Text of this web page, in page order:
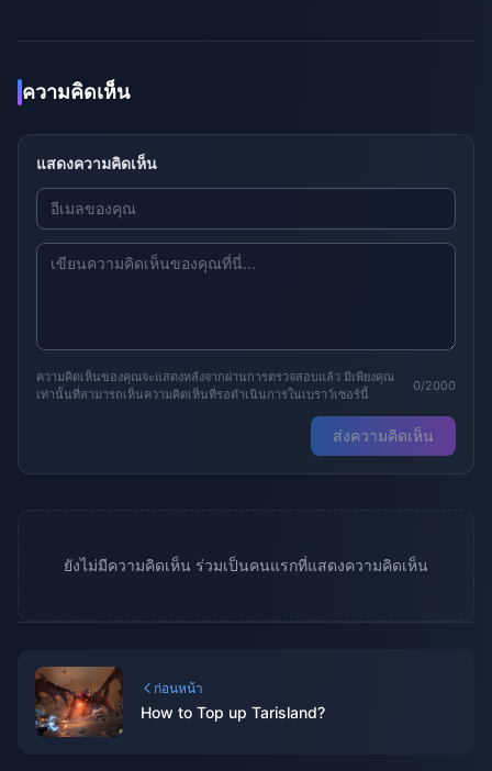
ความคิดเห็น
แสดงความคิดเห็น
ความคิดเห็นของคุณจะแสดงหลังจากผ่านการตรวจสอบแล้ว มีเพียงคุณ
เท่านั้นที่สามารถเห็นความคิดเห็นที่รอดำเนินการในเบราว์เซอร์นี้
0/2000
ส่งความคิดเห็น
ยังไม่มีความคิดเห็น ร่วมเป็นคนแรกที่แสดงความคิดเห็น
ก่อนหน้า
How to Top up Tarisland?